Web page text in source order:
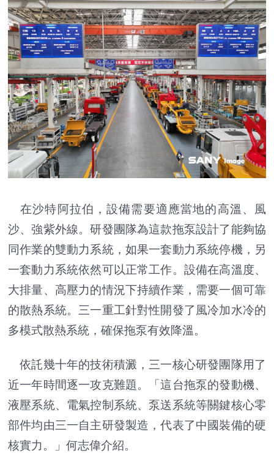
在沙特阿拉伯，設備需要適應當地的高溫、風
沙、強紫外線。研發團隊為這款拖泵設計了能夠協
同作業的雙動力系統，如果一套動力系統停機，另
一套動力系統依然可以正常工作。設備在高溫度、
大排量、高壓力的情況下持續作業，需要一個可靠
的散熱系統。三一重工針對性開發了風冷加水冷的
多模式散熱系統，確保拖泵有效降溫。
依託幾十年的技術積澱，三一核心研發團隊用了
近一年時間逐一攻克難題。「這台拖泵的發動機、
液壓系統、電氣控制系統、泵送系統等關鍵核心零
部件均由三一自主研發製造，代表了中國裝備的硬
核實力。」何志偉介紹。